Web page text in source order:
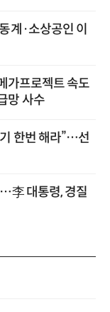
계·소상공인 이
가프로젝트 속도
망 사수
한번 해라”…선
李 대통령, 경질